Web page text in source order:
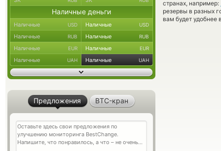
странах, например:
резервы в разных
вам будет удобнее
Наличные деньги
Наличные USD Наличные USD
Наличные RUB Наличные RUB
Наличные EUR Наличные EUR
Наличные UAH Наличные UAH
Предложения BTC-кран